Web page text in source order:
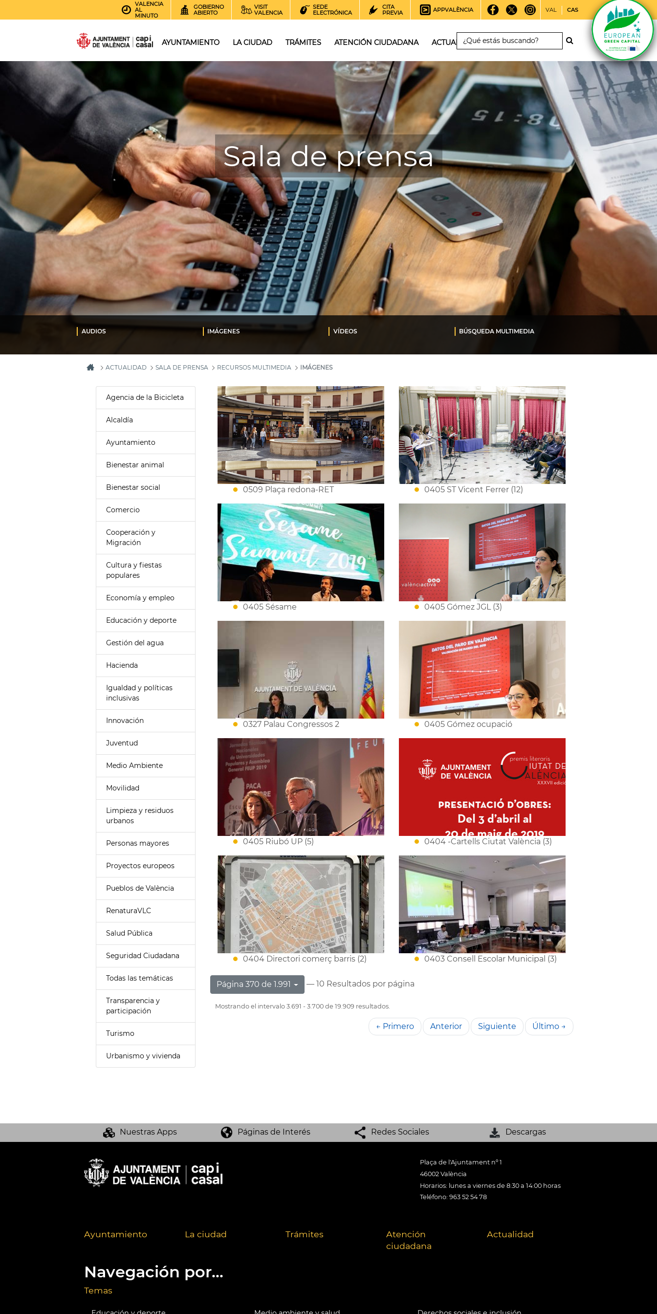
VALENCIA
AL
MINUTO
GOBIERNO
ABIERTO
VISIT
VALENCIA
SEDE
ELECTRÓNICA
CITA
PREVIA
APPVALÈNCIA VAL CAS
AYUNTAMIENTO LA CIUDAD TRÁMITES ATENCIÓN CIUDADANA ACTUALIDAD
Sala de prensa
AUDIOS IMÁGENES VÍDEOS BÚSQUEDA MULTIMEDIA
ACTUALIDAD SALA DE PRENSA RECURSOS MULTIMEDIA IMÁGENES
Agencia de la Bicicleta
Alcaldía
Ayuntamiento
Bienestar animal
Bienestar social
Comercio
Cooperación y
Migración
Cultura y fiestas
populares
Economía y empleo
Educación y deporte
Gestión del agua
Hacienda
Igualdad y políticas
inclusivas
Innovación
Juventud
Medio Ambiente
Movilidad
Limpieza y residuos
urbanos
Personas mayores
Proyectos europeos
Pueblos de València
RenaturaVLC
Salud Pública
Seguridad Ciudadana
Todas las temáticas
Transparencia y
participación
Turismo
Urbanismo y vivienda
0509 Plaça redona-RET 0405 ST Vicent Ferrer (12)
0405 Sésame 0405 Gómez JGL (3)
0327 Palau Congressos 2 0405 Gómez ocupació
0405 Riubó UP (5) 0404 -Cartells Ciutat València (3)
0404 Directori comerç barris (2) 0403 Consell Escolar Municipal (3)
Página 370 de 1.991 — 10 Resultados por página
Mostrando el intervalo 3.691 - 3.700 de 19.909 resultados.
← Primero Anterior Siguiente Último →
Nuestras Apps Páginas de Interés Redes Sociales Descargas
Plaça de l'Ajuntament nº 1
46002 València
Horarios: lunes a viernes de 8:30 a 14:00 horas
Teléfono: 963 52 54 78
Ayuntamiento La ciudad Trámites
Atención
ciudadana
Actualidad
Navegación por...
Temas